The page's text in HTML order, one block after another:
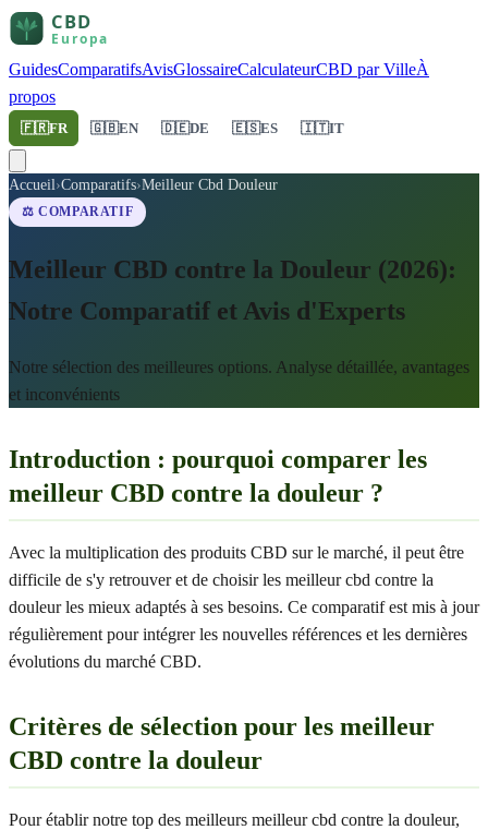
GuidesComparatifsAvisGlossaireCalculateurCBD par VilleÀ
propos
🇫🇷FR 🇬🇧EN 🇩🇪DE 🇪🇸ES 🇮🇹IT
Accueil›Comparatifs›Meilleur Cbd Douleur
⚖️ COMPARATIF
Meilleur CBD contre la Douleur (2026):
Notre Comparatif et Avis d'Experts
Notre sélection des meilleures options. Analyse détaillée, avantages
et inconvénients
Introduction : pourquoi comparer les
meilleur CBD contre la douleur ?
Avec la multiplication des produits CBD sur le marché, il peut être
difficile de s'y retrouver et de choisir les meilleur cbd contre la
douleur les mieux adaptés à ses besoins. Ce comparatif est mis à jour
régulièrement pour intégrer les nouvelles références et les dernières
évolutions du marché CBD.
Critères de sélection pour les meilleur
CBD contre la douleur
Pour établir notre top des meilleurs meilleur cbd contre la douleur,